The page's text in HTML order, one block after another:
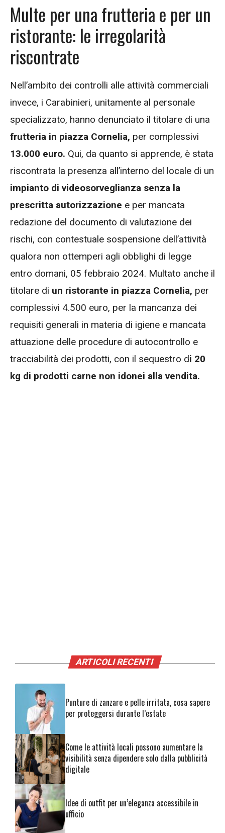
Multe per una frutteria e per un
ristorante: le irregolarità
riscontrate
Nell’ambito dei controlli alle attività commerciali
invece, i Carabinieri, unitamente al personale
specializzato, hanno denunciato il titolare di una
frutteria in piazza Cornelia, per complessivi
13.000 euro. Qui, da quanto si apprende, è stata
riscontrata la presenza all’interno del locale di un
impianto di videosorveglianza senza la
prescritta autorizzazione e per mancata
redazione del documento di valutazione dei
rischi, con contestuale sospensione dell’attività
qualora non ottemperi agli obblighi di legge
entro domani, 05 febbraio 2024. Multato anche il
titolare di un ristorante in piazza Cornelia, per
complessivi 4.500 euro, per la mancanza dei
requisiti generali in materia di igiene e mancata
attuazione delle procedure di autocontrollo e
tracciabilità dei prodotti, con il sequestro di 20
kg di prodotti carne non idonei alla vendita.
ARTICOLI RECENTI
Punture di zanzare e pelle irritata, cosa sapere
per proteggersi durante l’estate
Come le attività locali possono aumentare la
visibilità senza dipendere solo dalla pubblicità
digitale
Idee di outfit per un’eleganza accessibile in
ufficio